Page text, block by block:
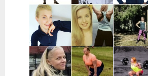
Satu
Mononen |
Lieto, Loimaa,
Ypäjä,
Jokioinen
Mika Turunen
| Uusimaa
Hasse
Fagerström |
Pirkanmaa
Jane Suvanto |
Pääkaupunkiseutu,
Mikkeli
Leea
Vinnikainen |
Turku
Katja
Mäkynen |
verkko